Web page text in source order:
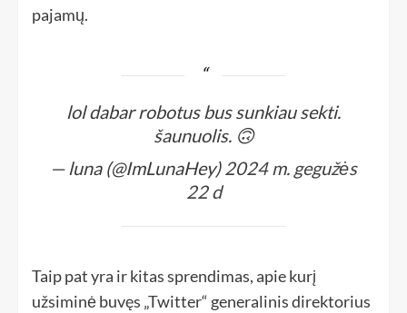
pajamų.
lol dabar robotus bus sunkiau sekti.
šaunuolis. 🙃
— luna (@ImLunaHey) 2024 m. gegužės
22 d
Taip pat yra ir kitas sprendimas, apie kurį
užsiminė buvęs „Twitter“ generalinis direktorius